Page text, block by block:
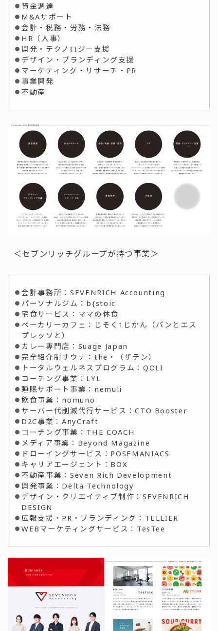
資金調達
M&Aサポート
会計・税務・労務・法務
HR（人事）
開発・テクノロジー支援
デザイン・ブランディング支援
マーケティング・リサーチ・PR
事業開発
不動産
＜セブンリッチグループが持つ事業＞
会計事務所：SEVENRICH Accounting
パーソナルジム：b{stoic
宅食サービス：ママの休食
ベーカリーカフェ：じそく1じかん（パンとエス
プレッソと）
カレー専門店：Suage Japan
完全紹介制サウナ：the・（ザテン）
トータルウェルネスプログラム：QOLI
コーチング事業：LYL
睡眠サポート事業：nemuli
飲食事業：nomuno
サーバー代削減代行サービス：CTO Booster
D2C事業：AnyCraft
コーチング事業：THE COACH
メディア事業：Beyond Magazine
ドローイングサービス：POSEMANIACS
キャリアエージェント：BOX
不動産事業：Seven Rich Development
開発事業：Delta Technology
デザイン・クリエイティブ制作：SEVENRICH
DESIGN
広報支援・PR・ブランディング：TELLIER
WEBマーケティングサービス：TesTee